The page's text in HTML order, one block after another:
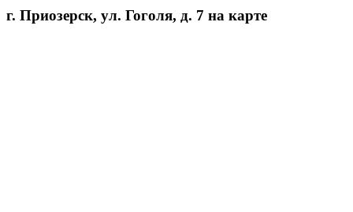
г. Приозерск, ул. Гоголя, д. 7 на карте